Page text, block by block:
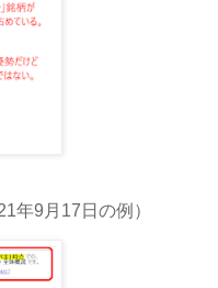
年9月17日の例）